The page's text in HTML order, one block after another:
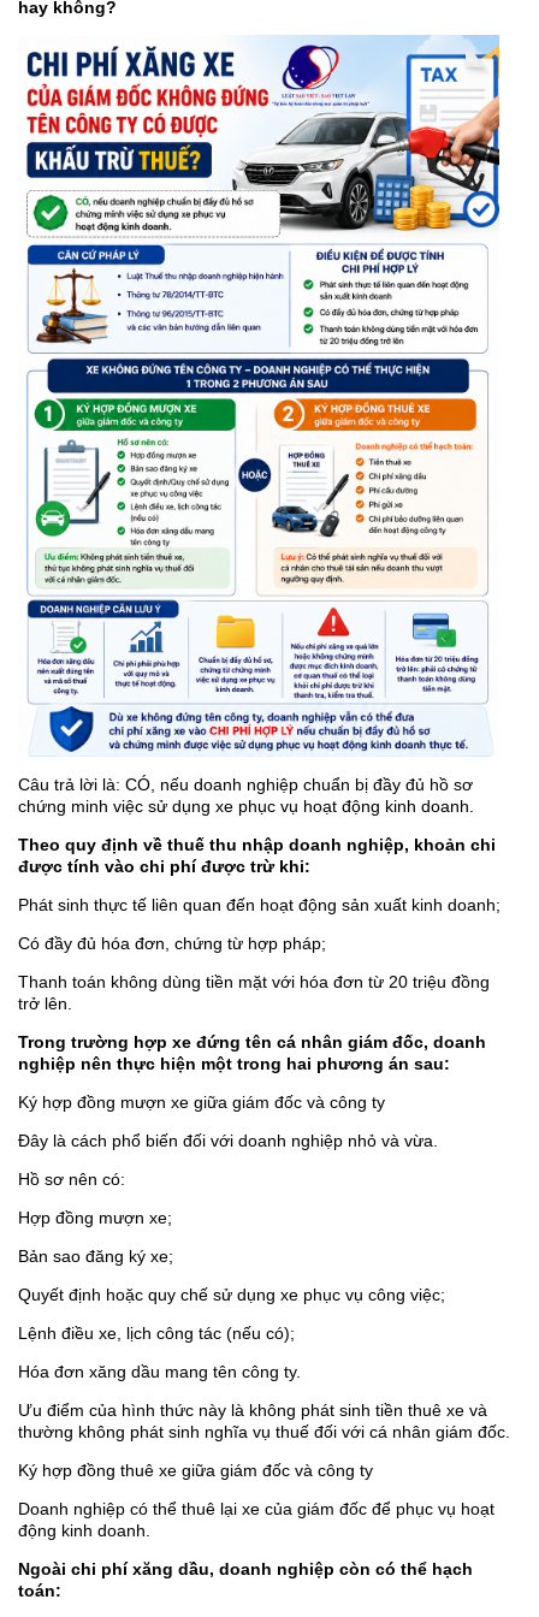
hay không?
Câu trả lời là: CÓ, nếu doanh nghiệp chuẩn bị đầy đủ hồ sơ
chứng minh việc sử dụng xe phục vụ hoạt động kinh doanh.
Theo quy định về thuế thu nhập doanh nghiệp, khoản chi
được tính vào chi phí được trừ khi:
Phát sinh thực tế liên quan đến hoạt động sản xuất kinh doanh;
Có đầy đủ hóa đơn, chứng từ hợp pháp;
Thanh toán không dùng tiền mặt với hóa đơn từ 20 triệu đồng
trở lên.
Trong trường hợp xe đứng tên cá nhân giám đốc, doanh
nghiệp nên thực hiện một trong hai phương án sau:
Ký hợp đồng mượn xe giữa giám đốc và công ty
Đây là cách phổ biến đối với doanh nghiệp nhỏ và vừa.
Hồ sơ nên có:
Hợp đồng mượn xe;
Bản sao đăng ký xe;
Quyết định hoặc quy chế sử dụng xe phục vụ công việc;
Lệnh điều xe, lịch công tác (nếu có);
Hóa đơn xăng dầu mang tên công ty.
Ưu điểm của hình thức này là không phát sinh tiền thuê xe và
thường không phát sinh nghĩa vụ thuế đối với cá nhân giám đốc.
Ký hợp đồng thuê xe giữa giám đốc và công ty
Doanh nghiệp có thể thuê lại xe của giám đốc để phục vụ hoạt
động kinh doanh.
Ngoài chi phí xăng dầu, doanh nghiệp còn có thể hạch
toán: